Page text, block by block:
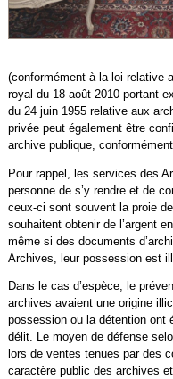
(conformément à la loi relative
royal du 18 août 2010 portant
du 24 juin 1955 relative aux
privée peut également être
archive publique,
Pour rappel, les services des
personne de s’y rendre et de
ceux-ci sont souvent la proie
souhaitent obtenir de l’argent
même si des documents
Archives, leur possession est
Dans le cas d’espèce, le
archives avaient une origine
possession ou la détention ont
délit. Le moyen de défense
lors de ventes tenues par des
caractère public des archives